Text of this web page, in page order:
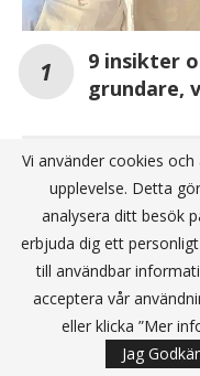
9 insikter
grundare,
Sigma
Ventures för
– Tre tips för
Vi använder cookies
upplevelse. Detta
analysera ditt besök
erbjuda dig ett
till användbar
acceptera vår
eller klicka ”Mer
Jag